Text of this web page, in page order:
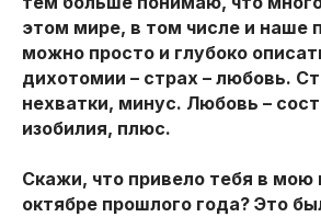
этом мире, в том числе и наше
можно просто и глубоко
дихотомии – страх – любовь.
нехватки, минус. Любовь –
изобилия, плюс.
Скажи, что привело тебя в мою
октябре прошлого года? Это